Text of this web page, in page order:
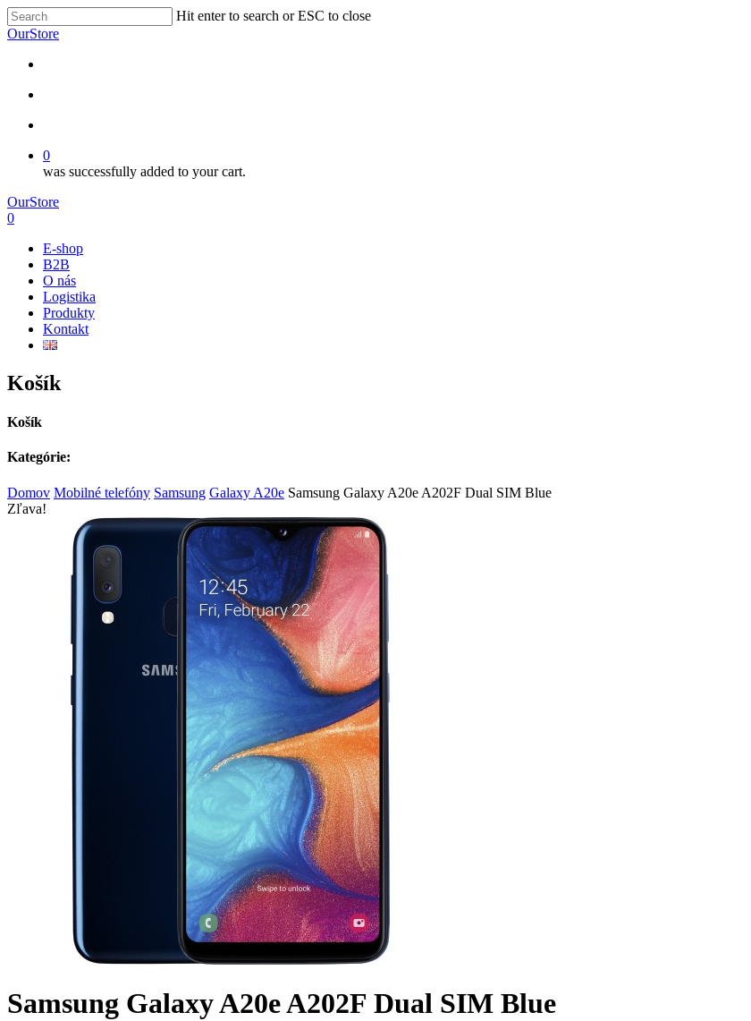
Hit enter to search or ESC to close
OurStore
0
was successfully added to your cart.
OurStore
0
E-shop
B2B
O nás
Logistika
Produkty
Kontakt
Košík
Košík
Kategórie:
Domov Mobilné telefóny Samsung Galaxy A20e Samsung Galaxy A20e A202F Dual SIM Blue
Zľava!
Samsung Galaxy A20e A202F Dual SIM Blue